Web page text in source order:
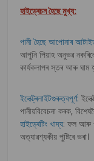
হাইড্ৰেচন হৈছে মুখ্য:
পানী হৈছে আপোনাৰ
আপুনি পিয়াহ অনুভৱ
কাৰ্যকলাপৰ স্তৰ আৰু ঘাম
ইলেক্ট্ৰলাইটগুৰুত্বপূৰ্ণ:
পানীয়বিবেচনা কৰক,
হাইড্ৰেটিং খাদ্য: ফল আৰু
অত্যাৱশ্যকীয় পুষ্টিৰে ভৰা।